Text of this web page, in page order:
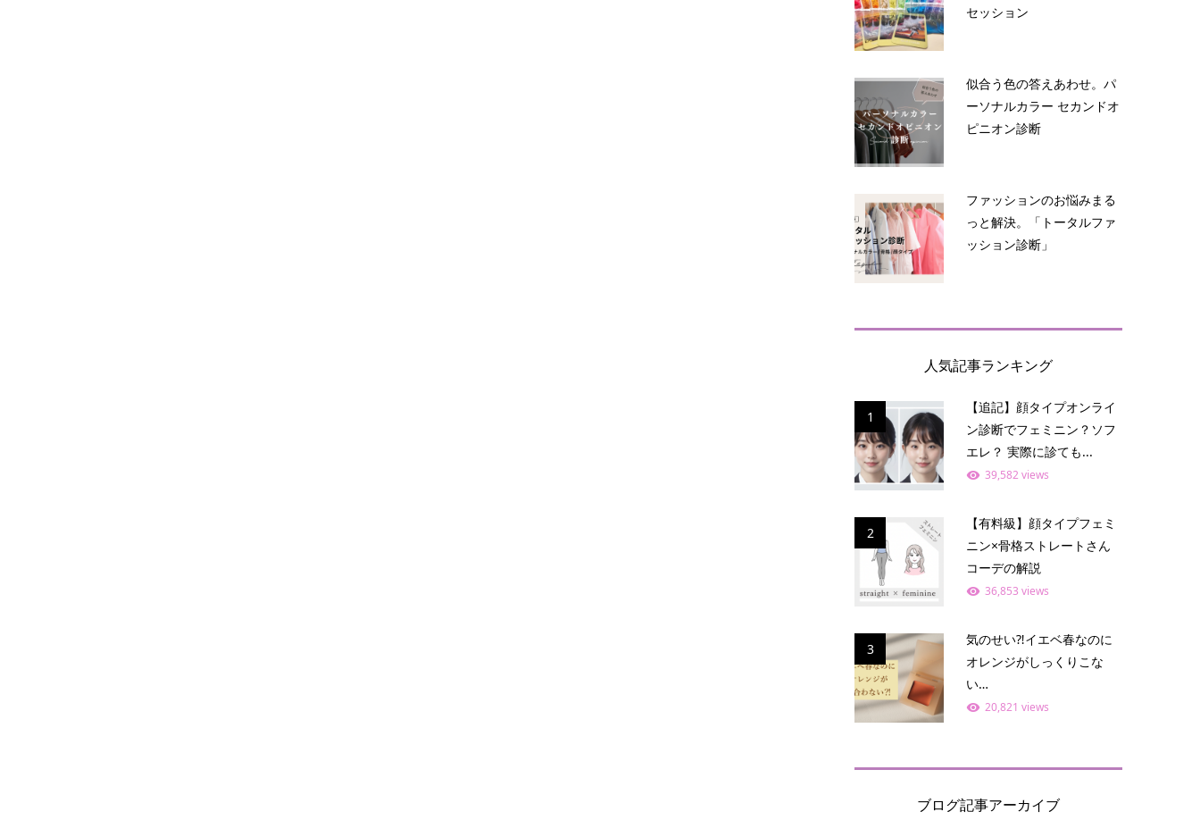
セッション
似合う色の答えあわせ。パ
ーソナルカラー セカンドオ
ピニオン診断
ファッションのお悩みまる
っと解決。「トータルファ
ッション診断」
人気記事ランキング
1
【追記】顔タイプオンライ
ン診断でフェミニン？ソフ
エレ？ 実際に診ても...
39,582 views
2
【有料級】顔タイプフェミ
ニン×骨格ストレートさん
コーデの解説
36,853 views
3
気のせい⁈イエベ春なのに
オレンジがしっくりこな
い…
20,821 views
ブログ記事アーカイブ